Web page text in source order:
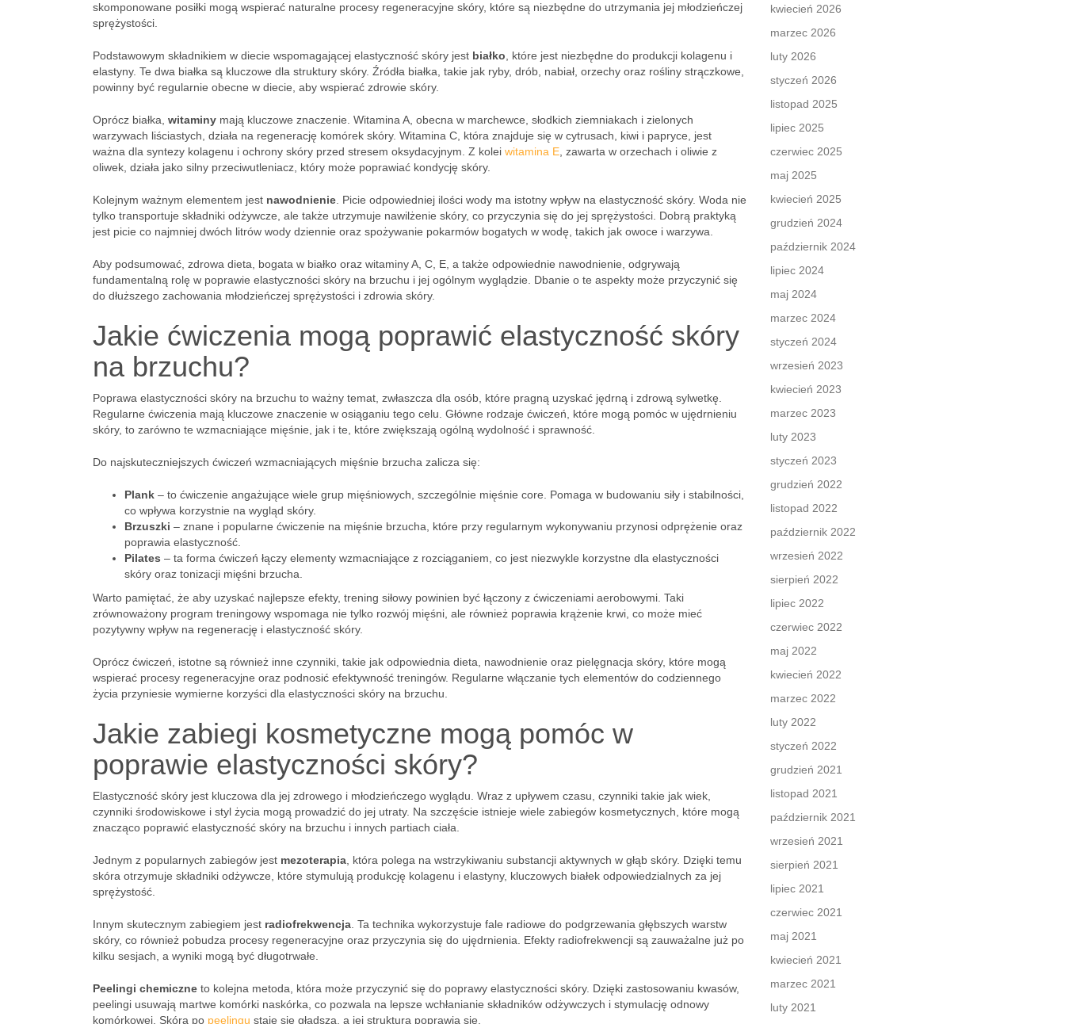
skomponowane posiłki mogą wspierać naturalne procesy regeneracyjne skóry, które są niezbędne do utrzymania jej młodzieńczej
sprężystości.
Podstawowym składnikiem w diecie wspomagającej elastyczność skóry jest białko , które jest niezbędne do produkcji kolagenu i
elastyny. Te dwa białka są kluczowe dla struktury skóry. Źródła białka, takie jak ryby, drób, nabiał, orzechy oraz rośliny strączkowe,
powinny być regularnie obecne w diecie, aby wspierać zdrowie skóry.
Oprócz białka, witaminy mają kluczowe znaczenie. Witamina A, obecna w marchewce, słodkich ziemniakach i zielonych
warzywach liściastych, działa na regenerację komórek skóry. Witamina C, która znajduje się w cytrusach, kiwi i papryce, jest
ważna dla syntezy kolagenu i ochrony skóry przed stresem oksydacyjnym. Z kolei witamina E , zawarta w orzechach i oliwie z
oliwek, działa jako silny przeciwutleniacz, który może poprawiać kondycję skóry.
Kolejnym ważnym elementem jest nawodnienie . Picie odpowiedniej ilości wody ma istotny wpływ na elastyczność skóry. Woda nie
tylko transportuje składniki odżywcze, ale także utrzymuje nawilżenie skóry, co przyczynia się do jej sprężystości. Dobrą praktyką
jest picie co najmniej dwóch litrów wody dziennie oraz spożywanie pokarmów bogatych w wodę, takich jak owoce i warzywa.
Aby podsumować, zdrowa dieta, bogata w białko oraz witaminy A, C, E, a także odpowiednie nawodnienie, odgrywają
fundamentalną rolę w poprawie elastyczności skóry na brzuchu i jej ogólnym wyglądzie. Dbanie o te aspekty może przyczynić się
do dłuższego zachowania młodzieńczej sprężystości i zdrowia skóry.
Jakie ćwiczenia mogą poprawić elastyczność skóry
na brzuchu?
Poprawa elastyczności skóry na brzuchu to ważny temat, zwłaszcza dla osób, które pragną uzyskać jędrną i zdrową sylwetkę.
Regularne ćwiczenia mają kluczowe znaczenie w osiąganiu tego celu. Główne rodzaje ćwiczeń, które mogą pomóc w ujędrnieniu
skóry, to zarówno te wzmacniające mięśnie, jak i te, które zwiększają ogólną wydolność i sprawność.
Do najskuteczniejszych ćwiczeń wzmacniających mięśnie brzucha zalicza się:
Plank – to ćwiczenie angażujące wiele grup mięśniowych, szczególnie mięśnie core. Pomaga w budowaniu siły i stabilności,
co wpływa korzystnie na wygląd skóry.
Brzuszki – znane i popularne ćwiczenie na mięśnie brzucha, które przy regularnym wykonywaniu przynosi odprężenie oraz
poprawia elastyczność.
Pilates – ta forma ćwiczeń łączy elementy wzmacniające z rozciąganiem, co jest niezwykle korzystne dla elastyczności
skóry oraz tonizacji mięśni brzucha.
Warto pamiętać, że aby uzyskać najlepsze efekty, trening siłowy powinien być łączony z ćwiczeniami aerobowymi. Taki
zrównoważony program treningowy wspomaga nie tylko rozwój mięśni, ale również poprawia krążenie krwi, co może mieć
pozytywny wpływ na regenerację i elastyczność skóry.
Oprócz ćwiczeń, istotne są również inne czynniki, takie jak odpowiednia dieta, nawodnienie oraz pielęgnacja skóry, które mogą
wspierać procesy regeneracyjne oraz podnosić efektywność treningów. Regularne włączanie tych elementów do codziennego
życia przyniesie wymierne korzyści dla elastyczności skóry na brzuchu.
Jakie zabiegi kosmetyczne mogą pomóc w
poprawie elastyczności skóry?
Elastyczność skóry jest kluczowa dla jej zdrowego i młodzieńczego wyglądu. Wraz z upływem czasu, czynniki takie jak wiek,
czynniki środowiskowe i styl życia mogą prowadzić do jej utraty. Na szczęście istnieje wiele zabiegów kosmetycznych, które mogą
znacząco poprawić elastyczność skóry na brzuchu i innych partiach ciała.
Jednym z popularnych zabiegów jest mezoterapia , która polega na wstrzykiwaniu substancji aktywnych w głąb skóry. Dzięki temu
skóra otrzymuje składniki odżywcze, które stymulują produkcję kolagenu i elastyny, kluczowych białek odpowiedzialnych za jej
sprężystość.
Innym skutecznym zabiegiem jest radiofrekwencja . Ta technika wykorzystuje fale radiowe do podgrzewania głębszych warstw
skóry, co również pobudza procesy regeneracyjne oraz przyczynia się do ujędrnienia. Efekty radiofrekwencji są zauważalne już po
kilku sesjach, a wyniki mogą być długotrwałe.
Peelingi chemiczne to kolejna metoda, która może przyczynić się do poprawy elastyczności skóry. Dzięki zastosowaniu kwasów,
peelingi usuwają martwe komórki naskórka, co pozwala na lepsze wchłanianie składników odżywczych i stymulację odnowy
komórkowej. Skóra po peelingu staje się gładsza, a jej struktura poprawia się.
kwiecień 2026
marzec 2026
luty 2026
styczeń 2026
listopad 2025
lipiec 2025
czerwiec 2025
maj 2025
kwiecień 2025
grudzień 2024
październik 2024
lipiec 2024
maj 2024
marzec 2024
styczeń 2024
wrzesień 2023
kwiecień 2023
marzec 2023
luty 2023
styczeń 2023
grudzień 2022
listopad 2022
październik 2022
wrzesień 2022
sierpień 2022
lipiec 2022
czerwiec 2022
maj 2022
kwiecień 2022
marzec 2022
luty 2022
styczeń 2022
grudzień 2021
listopad 2021
październik 2021
wrzesień 2021
sierpień 2021
lipiec 2021
czerwiec 2021
maj 2021
kwiecień 2021
marzec 2021
luty 2021